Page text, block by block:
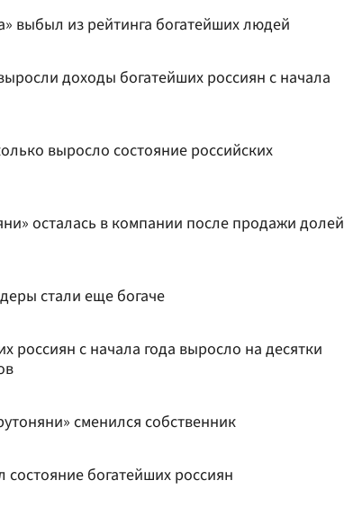
выбыл из рейтинга богатейших людей
доходы богатейших россиян с начала
выросло состояние российских
осталась в компании после продажи долей
стали еще богаче
россиян с начала года выросло на десятки
сменился собственник
богатейших россиян